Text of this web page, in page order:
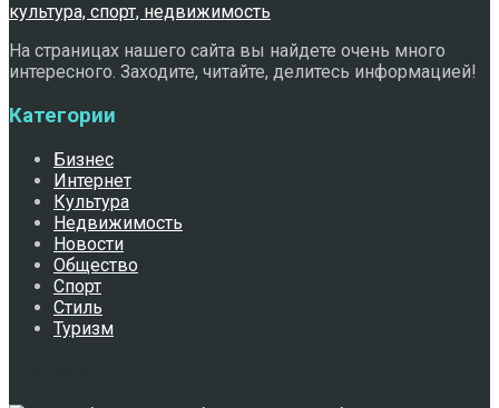
На страницах нашего сайта вы найдете очень много
интересного. Заходите, читайте, делитесь информацией!
Категории
Бизнес
Интернет
Культура
Недвижимость
Новости
Общество
Спорт
Стиль
Туризм